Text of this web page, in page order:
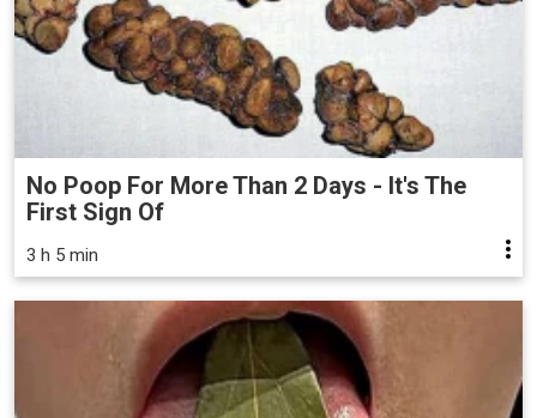
No Poop For More Than 2 Days - It's The
First Sign Of
3 h 5 min